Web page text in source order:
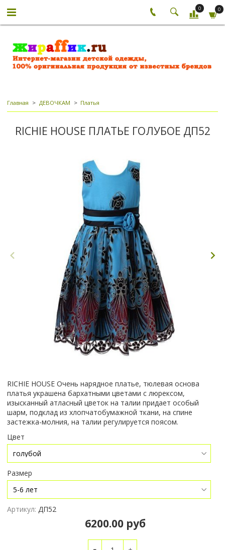
0 0
Главная ДЕВОЧКАМ Платья
RICHIE HOUSE ПЛАТЬЕ ГОЛУБОЕ ДП52
RICHIE HOUSE Очень нарядное платье, тюлевая основа
платья украшена бархатными цветами с люрексом,
изысканный атласный цветок на талии придает особый
шарм, подклад из хлопчатобумажной ткани, на спине
застежка-молния, на талии регулируется поясом.
Цвет
Размер
Артикул: ДП52
6200.00 руб